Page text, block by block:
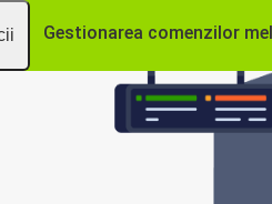
Gestionarea comenzilor